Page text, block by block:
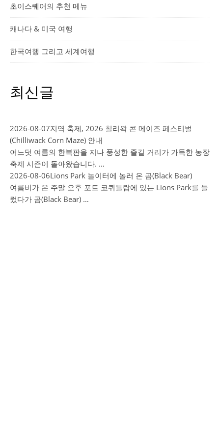
초이스퀘어의 추천 메뉴
캐나다 & 미국 여행
한국여행 그리고 세계여행
최신글
2026-08-07지역 축제, 2026 칠리왁 콘 메이즈 페스티벌
(Chilliwack Corn Maze) 안내
어느덧 여름의 한복판을 지나 풍성한 즐길 거리가 가득한 농장
축제 시즌이 돌아왔습니다. …
2026-08-06Lions Park 놀이터에 놀러 온 곰(Black Bear)
여름비가 온 주말 오후 포트 코퀴틀람에 있는 Lions Park를 들
렀다가 곰(Black Bear) …